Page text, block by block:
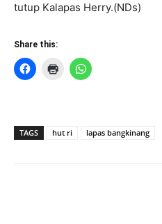
tutup Kalapas Herry.(NDs)
Share this:
TAGS hut ri lapas bangkinang